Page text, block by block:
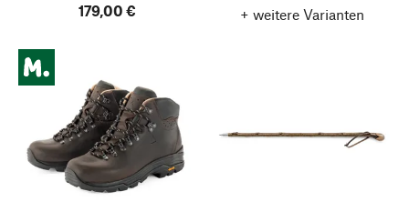
179,00 €
+ weitere Varianten